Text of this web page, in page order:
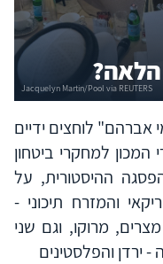
אברהם" לוחצים ידיים
המכון למחקרי ביטחון
ההיסטורית, על
והמזרח תיכוני -
מרוקו, וגם שני
ירדן והפלסטינים